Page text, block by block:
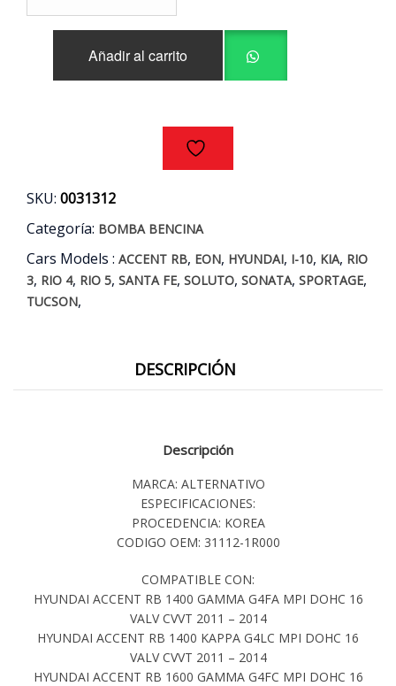
HYUNDAI
Añadir al carrito
SKU: 0031312
Categoría: BOMBA BENCINA
Cars Models : ACCENT RB, EON, HYUNDAI, I-10, KIA, RIO
3, RIO 4, RIO 5, SANTA FE, SOLUTO, SONATA, SPORTAGE,
TUCSON,
DESCRIPCIÓN
Descripción
MARCA: ALTERNATIVO
ESPECIFICACIONES:
PROCEDENCIA: KOREA
CODIGO OEM: 31112-1R000
COMPATIBLE CON:
HYUNDAI ACCENT RB 1400 GAMMA G4FA MPI DOHC 16
VALV CVVT 2011 – 2014
HYUNDAI ACCENT RB 1400 KAPPA G4LC MPI DOHC 16
VALV CVVT 2011 – 2014
HYUNDAI ACCENT RB 1600 GAMMA G4FC MPI DOHC 16